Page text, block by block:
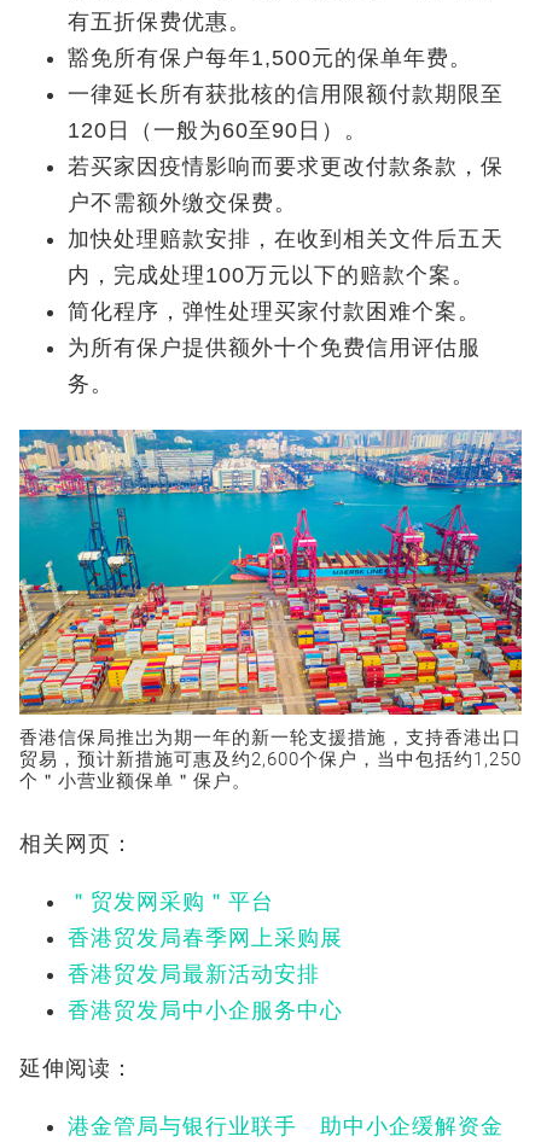
有五折保费优惠。
豁免所有保户每年1,500元的保单年费。
一律延长所有获批核的信用限额付款期限至
120日（一般为60至90日）。
若买家因疫情影响而要求更改付款条款，保
户不需额外缴交保费。
加快处理赔款安排，在收到相关文件后五天
内，完成处理100万元以下的赔款个案。
简化程序，弹性处理买家付款困难个案。
为所有保户提供额外十个免费信用评估服
务。
香港信保局推岀为期一年的新一轮支援措施，支持香港出口
贸易，预计新措施可惠及约2,600个保户，当中包括约1,250
个＂小营业额保单＂保户。
相关网页：
＂贸发网采购＂平台
香港贸发局春季网上采购展
香港贸发局最新活动安排
香港贸发局中小企服务中心
延伸阅读：
港金管局与银行业联手 助中小企缓解资金